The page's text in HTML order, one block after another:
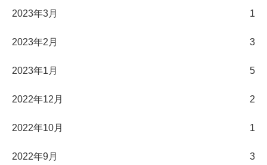
2023年3月 1
2023年2月 3
2023年1月 5
2022年12月 2
2022年10月 1
2022年9月 3